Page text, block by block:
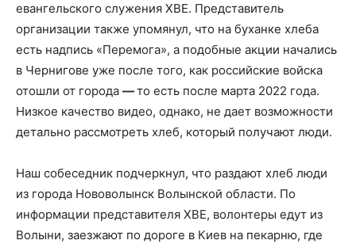
евангельского служения ХВЕ. Представитель
организации также упомянул, что на буханке хлеба
есть надпись «Перемога», а подобные акции начались
в Чернигове уже после того, как российские войска
отошли от города —то есть после марта 2022 года.
Низкое качество видео, однако, не дает возможности
детально рассмотреть хлеб, который получают люди.
Наш собеседник подчеркнул, что раздают хлеб люди
из города Нововолынск Волынской области. По
информации представителя ХВЕ, волонтеры едут из
Волыни, заезжают по дороге в Киев на пекарню, где